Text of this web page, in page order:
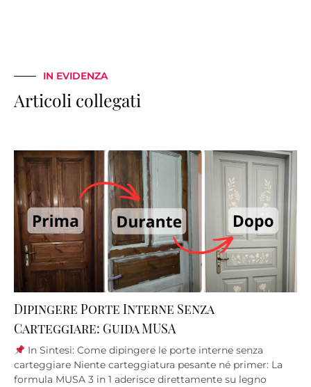
IN EVIDENZA
Articoli collegati
Dipingere Porte Interne Senza
Carteggiare: Guida MUSA
In Sintesi: Come dipingere le porte interne senza
carteggiare Niente carteggiatura pesante né primer: La
formula MUSA 3 in 1 aderisce direttamente su legno